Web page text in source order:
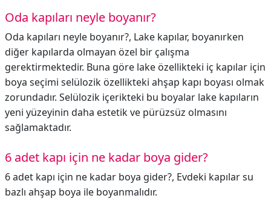
Oda kapıları neyle boyanır?
Oda kapıları neyle boyanır?, Lake kapılar, boyanırken
diğer kapılarda olmayan özel bir çalışma
gerektirmektedir. Buna göre lake özellikteki iç kapılar için
boya seçimi selülozik özellikteki ahşap kapı boyası olmak
zorundadır. Selülozik içerikteki bu boyalar lake kapıların
yeni yüzeyinin daha estetik ve pürüzsüz olmasını
sağlamaktadır.
6 adet kapı için ne kadar boya gider?
6 adet kapı için ne kadar boya gider?, Evdeki kapılar su
bazlı ahşap boya ile boyanmalıdır.